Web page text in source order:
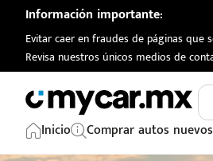
Información importante:
Evitar caer en fraudes de páginas que
Revisa nuestros únicos medios de
Inicio Comprar autos nuevos